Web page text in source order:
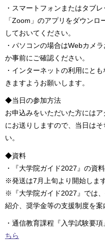
・スマートフォンまたはタブ
「Zoom」のアプリをダウンロ
しておいてください。
・パソコンの場合はWebカメ
か事前にご確認ください。
・インターネットの利用にと
きますようお願いします。
◆当日の参加方法
お申込みをいただいた方にはア
にお送りしますので、当日は
い。
◆資料
・『大学院ガイド2027』の資
※発送は7月上旬より開始します
※『大学院ガイド2027』では
紹介、奨学金等の支援制度を案
・通信教育課程『入学試験要
ちら